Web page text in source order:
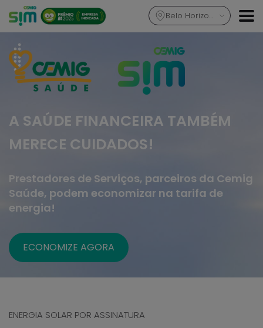
Belo Horizonte
A SAÚDE FINANCEIRA TAMBÉM
MERECE CUIDADOS!
Prestadores de Serviços, parceiros da Cemig
Saúde, podem economizar na tarifa de
energia!
ECONOMIZE AGORA
ENERGIA SOLAR POR ASSINATURA